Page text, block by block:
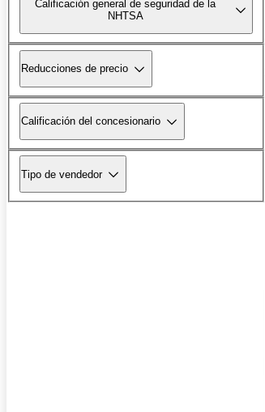
Calificación general de seguridad de la
NHTSA
Reducciones de precio
Calificación del concesionario
Tipo de vendedor